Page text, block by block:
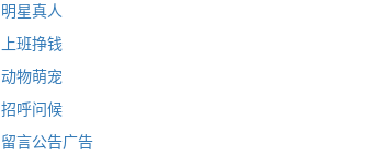
明星真人
上班挣钱
动物萌宠
招呼问候
留言公告广告